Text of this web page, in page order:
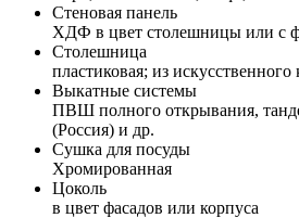
Стеновая панель
ХДФ в цвет столешницы или с
Столешница
пластиковая; из искусственного
Выкатные системы
ПВШ полного открывания,
(Россия) и др.
Сушка для посуды
Хромированная
Цоколь
в цвет фасадов или корпуса